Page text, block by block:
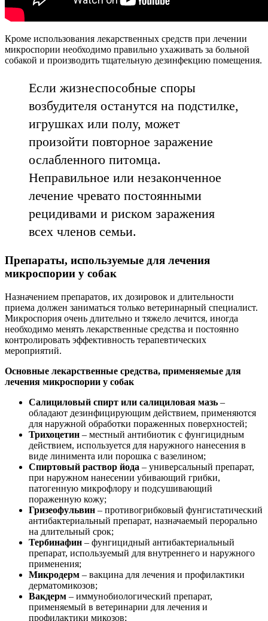
Кроме использования лекарственных средств при лечении
микроспории необходимо правильно ухаживать за больной
собакой и производить тщательную дезинфекцию помещения.
Если жизнеспособные споры
возбудителя останутся на подстилке,
игрушках или полу, может
произойти повторное заражение
ослабленного питомца.
Неправильное или незаконченное
лечение чревато постоянными
рецидивами и риском заражения
всех членов семьи.
Препараты, используемые для лечения
микроспории у собак
Назначением препаратов, их дозировок и длительности
приема должен заниматься только ветеринарный специалист.
Микроспория очень длительно и тяжело лечится, иногда
необходимо менять лекарственные средства и постоянно
контролировать эффективность терапевтических
мероприятий.
Основные лекарственные средства, применяемые для
лечения микроспории у собак
Салициловый спирт или салициловая мазь –
обладают дезинфицирующим действием, применяются
для наружной обработки пораженных поверхностей;
Трихоцетин – местный антибиотик с фунгицидным
действием, используется для наружного нанесения в
виде линимента или порошка с вазелином;
Спиртовый раствор йода – универсальный препарат,
при наружном нанесении убивающий грибки,
патогенную микрофлору и подсушивающий
пораженную кожу;
Гризеофульвин – противогрибковый фунгистатический
антибактериальный препарат, назначаемый перорально
на длительный срок;
Тербинафин – фунгицидный антибактериальный
препарат, используемый для внутреннего и наружного
применения;
Микродерм – вакцина для лечения и профилактики
дерматомикозов;
Вакдерм – иммунобиологический препарат,
применяемый в ветеринарии для лечения и
профилактики микозов;